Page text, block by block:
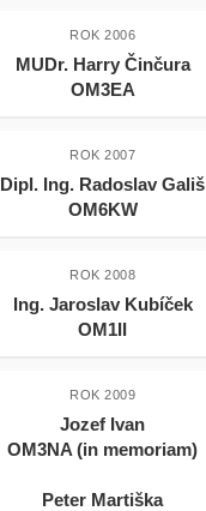
ROK 2006
MUDr. Harry Činčura
OM3EA
ROK 2007
Dipl. Ing. Radoslav Gališ
OM6KW
ROK 2008
Ing. Jaroslav Kubíček
OM1II
ROK 2009
Jozef Ivan
OM3NA (in memoriam)
Peter Martiška